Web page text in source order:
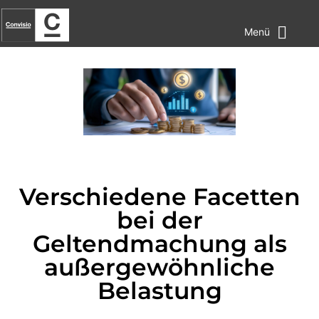
Menü
Verschiedene Facetten
bei der
Geltendmachung als
außergewöhnliche
Belastung